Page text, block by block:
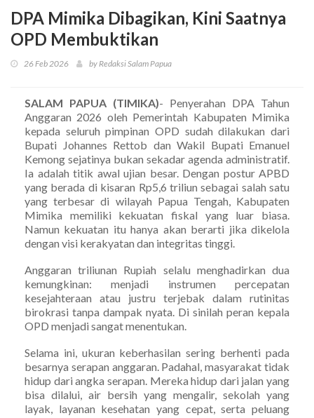
DPA Mimika Dibagikan, Kini Saatnya
OPD Membuktikan
26 Feb 2026 by Redaksi Salam Papua
SALAM PAPUA (TIMIKA)- Penyerahan DPA Tahun
Anggaran 2026 oleh Pemerintah Kabupaten Mimika
kepada seluruh pimpinan OPD sudah dilakukan dari
Bupati Johannes Rettob dan Wakil Bupati Emanuel
Kemong sejatinya bukan sekadar agenda administratif.
Ia adalah titik awal ujian besar. Dengan postur APBD
yang berada di kisaran Rp5,6 triliun sebagai salah satu
yang terbesar di wilayah Papua Tengah, Kabupaten
Mimika memiliki kekuatan fiskal yang luar biasa.
Namun kekuatan itu hanya akan berarti jika dikelola
dengan visi kerakyatan dan integritas tinggi.
Anggaran triliunan Rupiah selalu menghadirkan dua
kemungkinan: menjadi instrumen percepatan
kesejahteraan atau justru terjebak dalam rutinitas
birokrasi tanpa dampak nyata. Di sinilah peran kepala
OPD menjadi sangat menentukan.
Selama ini, ukuran keberhasilan sering berhenti pada
besarnya serapan anggaran. Padahal, masyarakat tidak
hidup dari angka serapan. Mereka hidup dari jalan yang
bisa dilalui, air bersih yang mengalir, sekolah yang
layak, layanan kesehatan yang cepat, serta peluang